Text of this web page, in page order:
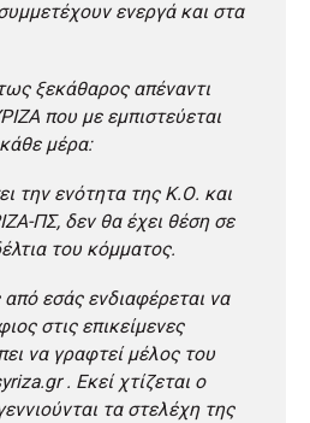
ενεργά και στα
ξεκάθαρος απέναντι
που με εμπιστεύεται
μέρα:
την ενότητα της Κ.Ο. και
ΠΣ, δεν θα έχει θέση σε
του κόμματος.
εσάς ενδιαφέρεται να
στις επικείμενες
να γραφτεί μέλος του
. Εκεί χτίζεται ο
τα στελέχη της